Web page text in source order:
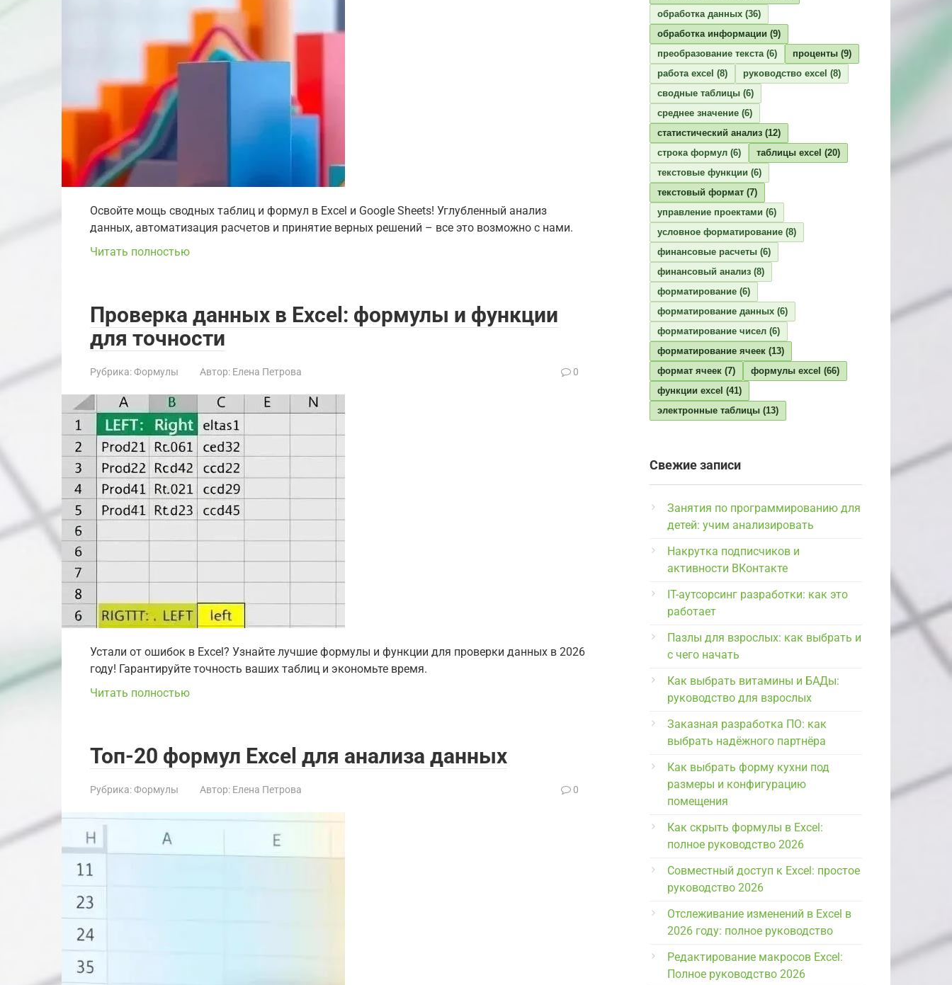
Освойте мощь сводных таблиц и формул в Excel и Google Sheets! Углубленный анализ
данных, автоматизация расчетов и принятие верных решений – все это возможно с нами.
Читать полностью
Проверка данных в Excel: формулы и функции
для точности
Рубрика:Формулы Автор: Елена Петрова 0
Устали от ошибок в Excel? Узнайте лучшие формулы и функции для проверки данных в 2026
году! Гарантируйте точность ваших таблиц и экономьте время.
Читать полностью
Топ-20 формул Excel для анализа данных
Рубрика:Формулы Автор: Елена Петрова 0
обработка данных (36)
обработка информации (9)
преобразование текста(6) проценты (9)
работа excel (8) руководство excel (8)
сводные таблицы (6)
среднее значение (6)
статистический анализ (12)
строка формул (6) таблицы excel (20)
текстовые функции (6)
текстовый формат (7)
управление проектами (6)
условное форматирование (8)
финансовые расчеты (6)
финансовый анализ (8)
форматирование (6)
форматирование данных (6)
форматирование чисел (6)
форматирование ячеек (13)
формат ячеек (7) формулы excel (66)
функции excel (41)
электронные таблицы (13)
Свежие записи
Занятия по программированию для
детей: учим анализировать
Накрутка подписчиков и
активности ВКонтакте
IT-аутсорсинг разработки: как это
работает
Пазлы для взрослых: как выбрать и
с чего начать
Как выбрать витамины и БАДы:
руководство для взрослых
Заказная разработка ПО: как
выбрать надёжного партнёра
Как выбрать форму кухни под
размеры и конфигурацию
помещения
Как скрыть формулы в Excel:
полное руководство 2026
Совместный доступ к Excel: простое
руководство 2026
Отслеживание изменений в Excel в
2026 году: полное руководство
Редактирование макросов Excel:
Полное руководство 2026